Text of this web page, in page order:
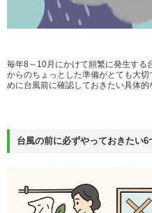
毎年8～10月にかけて頻繁に発生する
からのちょっとした準備がとても大
めに台風前に確認しておきたい具体的
台風の前に必ずやっておきたい6